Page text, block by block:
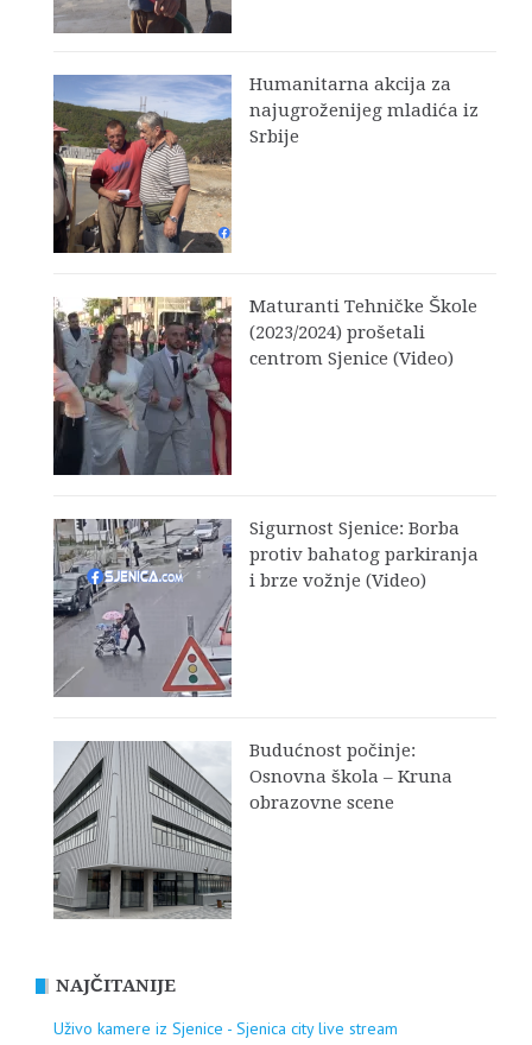
Humanitarna akcija za
najugroženijeg mladića iz
Srbije
Maturanti Tehničke Škole
(2023/2024) prošetali
centrom Sjenice (Video)
Sigurnost Sjenice: Borba
protiv bahatog parkiranja
i brze vožnje (Video)
Budućnost počinje:
Osnovna škola – Kruna
obrazovne scene
NAJČITANIJE
Uživo kamere iz Sjenice - Sjenica city live stream